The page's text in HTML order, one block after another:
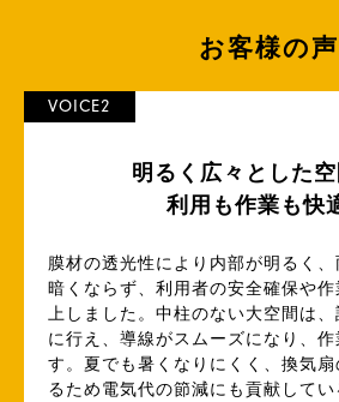
お客様の声
VOICE2
明るく広々とした空
利用も作業も快
膜材の透光性により内部が明るく
暗くならず、利用者の安全確保や
上しました。中柱のない大空間は
に行え、導線がスムーズになり、作
す。夏でも暑くなりにくく、換気
るため電気代の節減にも貢献して